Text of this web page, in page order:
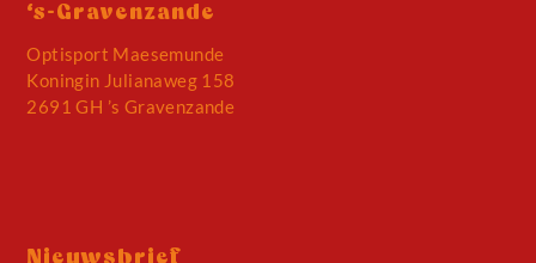
‘s-Gravenzande
Optisport Maesemunde
Koningin Julianaweg 158
2691 GH ’s Gravenzande